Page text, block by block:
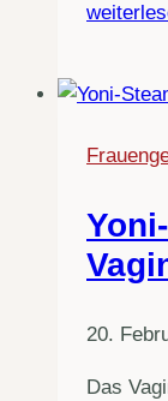
20.
Das